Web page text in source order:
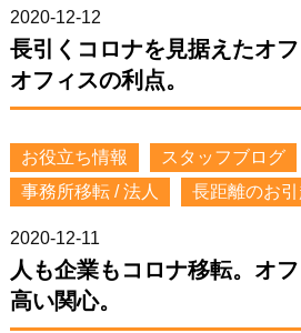
2020-12-12
長引くコロナを見据えたオ
オフィスの利点。
お役立ち情報 スタッフブログ
事務所移転 / 法人
長距離のお引
2020-12-11
人も企業もコロナ移転。オ
高い関心。